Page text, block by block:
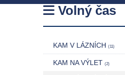
Volný čas
KAM V LÁZNÍCH (11)
KAM NA VÝLET (2)